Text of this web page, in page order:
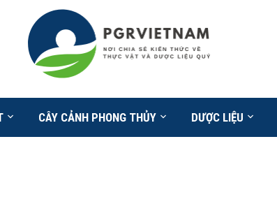
CÂY CẢNH PHONG THỦY DƯỢC LIỆU